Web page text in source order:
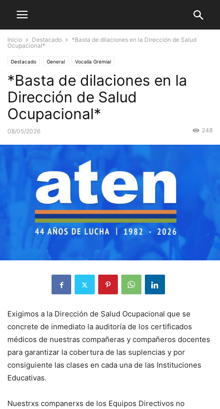
Inicio Destacado
*Basta de dilaciones en la Dirección de Salud
Ocupacional*
Destacado General Vocalía Gremial
*Basta de dilaciones en la
Dirección de Salud
Ocupacional*
08/05/2026 248
Exigimos a la Dirección de Salud Ocupacional que se
concrete de inmediato la auditoría de los certificados
médicos de nuestras compañeras y compañeros docentes
para garantizar la cobertura de las suplencias y por
consiguiente las clases en cada una de las Instituciones
Educativas.
Nuestrxs companerxs de los Equipos Directivos no